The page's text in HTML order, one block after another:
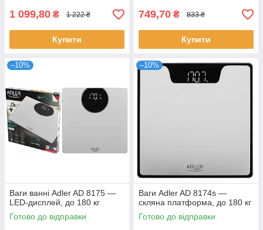
1 099,80 ₴ 1 222 ₴
Купити
749,70 ₴ 833 ₴
Купити
–10%
Ваги ванні Adler AD 8175 —
LED-дисплей, до 180 кг
Готово до відправки
–10%
Ваги Adler AD 8174s —
скляна платформа, до 180 кг
Готово до відправки